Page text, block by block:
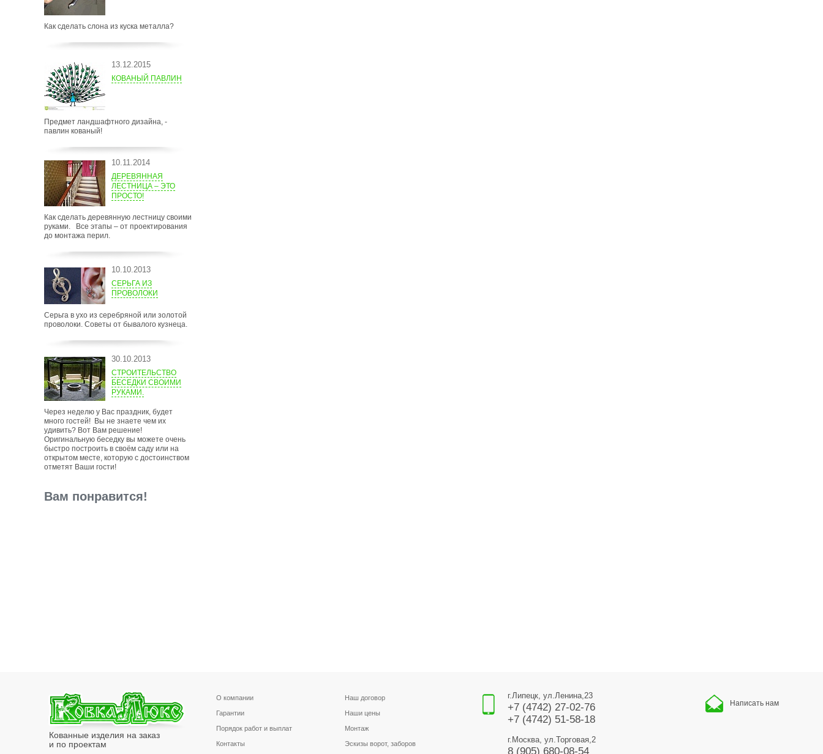
Как сделать слона из куска металла?
13.12.2015
КОВАНЫЙ ПАВЛИН
Предмет ландшафтного дизайна, -
павлин кованый!
10.11.2014
ДЕРЕВЯННАЯ
ЛЕСТНИЦА – ЭТО
ПРОСТО!
Как сделать деревянную лестницу своими
руками. Все этапы – от проектирования
до монтажа перил.
10.10.2013
СЕРЬГА ИЗ
ПРОВОЛОКИ
Серьга в ухо из серебряной или золотой
проволоки. Советы от бывалого кузнеца.
30.10.2013
СТРОИТЕЛЬСТВО
БЕСЕДКИ СВОИМИ
РУКАМИ.
Через неделю у Вас праздник, будет
много гостей! Вы не знаете чем их
удивить? Вот Вам решение!
Оригинальную беседку вы можете очень
быстро построить в своём саду или на
открытом месте, которую с достоинством
отметят Ваши гости!
Вам понравится!
Кованные изделия на заказ
и по проектам
О компании Наш договор
Гарантии Наши цены
Порядок работ и выплат Монтаж
Контакты Эскизы ворот, заборов
г.Липецк, ул.Ленина,23
+7 (4742) 27-02-76
+7 (4742) 51-58-18
г.Москва, ул.Торговая,2
8 (905) 680-08-54
Написать нам